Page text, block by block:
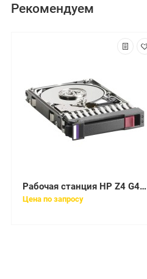
Рекомендуем
Рабочая станция HP Z4 G4, Xeon W-2125, 16GB(2x8GB)DDR4-2666 ECC REG, 512 SSD, 2TB SATA 7200 HDD, No Integrated, mouse, keyboard, Win10p64Workstations
Цена по запросу